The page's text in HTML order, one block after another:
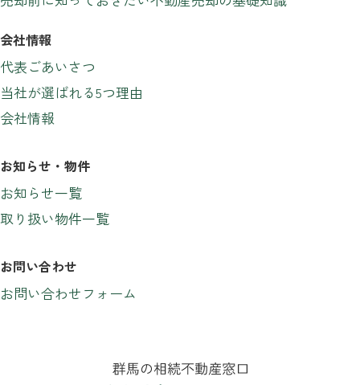
会社情報
代表ごあいさつ
当社が選ばれる5つ理由
会社情報
お知らせ・物件
お知らせ一覧
取り扱い物件一覧
お問い合わせ
お問い合わせフォーム